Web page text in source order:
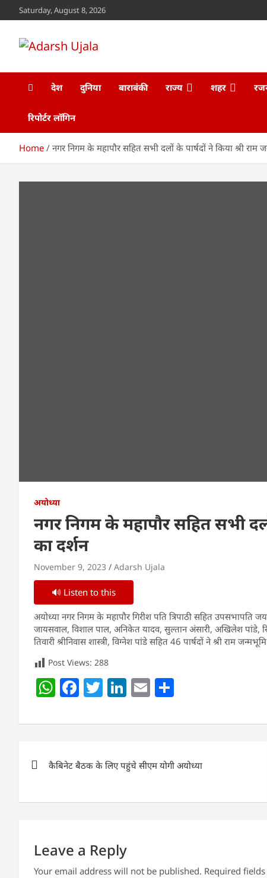
to
Saturday, August 8, 2026
Adarsh Ujala
देश दुनिया बाराबंकी राज्य शहर
रिपोर्टर लॉगिन
Home नगर निगम के महापौर सहित सभी दलों के पार्षदों ने किया श्री राम
अयोध्या
नगर निगम के महापौर सहित सभी
का दर्शन
November 9, 2023 Adarsh Ujala
🔊 Listen to this
अयोध्या नगर निगम के महापौर गिरीश पति त्रिपाठी सहित उपसभापति
जायसवाल, विशाल पाल, अनिकेत यादव, सुल्तान अंसारी, अखिलेश पांडे,
तिवारी श्रीनिवास शास्त्री, विग्नेश पांडे सहित 46 पार्षदों ने श्री राम
Post Views: 288
W
at
A
p
F
c
b
o
T
itt
Li
k
dI
E
ai ar
navigation
कैबिनेट बैठक के लिए पहुंचे सीएम योगी अयोध्या
Leave a Reply
Your email address will not be published. Required